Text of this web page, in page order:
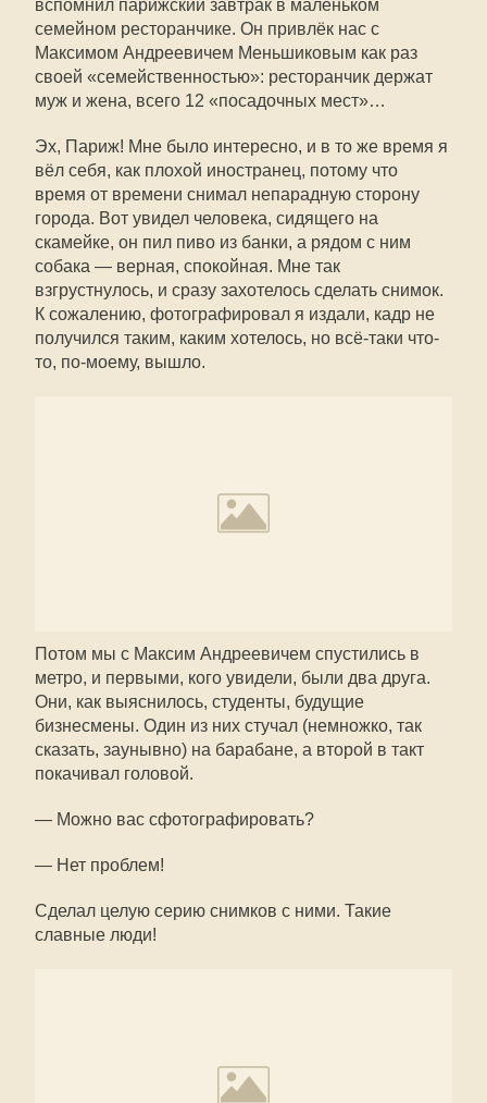
вспомнил парижский завтрак в маленьком
семейном ресторанчике. Он привлёк нас с
Максимом Андреевичем Меньшиковым как раз
своей «семейственностью»: ресторанчик держат
муж и жена, всего 12 «посадочных мест»…
Эх, Париж! Мне было интересно, и в то же время я
вёл себя, как плохой иностранец, потому что
время от времени снимал непарадную сторону
города. Вот увидел человека, сидящего на
скамейке, он пил пиво из банки, а рядом с ним
собака — верная, спокойная. Мне так
взгрустнулось, и сразу захотелось сделать снимок.
К сожалению, фотографировал я издали, кадр не
получился таким, каким хотелось, но всё-таки что-
то, по-моему, вышло.
Потом мы с Максим Андреевичем спустились в
метро, и первыми, кого увидели, были два друга.
Они, как выяснилось, студенты, будущие
бизнесмены. Один из них стучал (немножко, так
сказать, заунывно) на барабане, а второй в такт
покачивал головой.
— Можно вас сфотографировать?
— Нет проблем!
Сделал целую серию снимков с ними. Такие
славные люди!